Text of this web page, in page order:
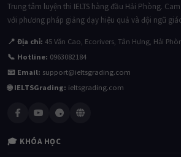
Trung tâm luyện thi IELTS hàng đầu Hải Phòng.
với phương pháp giảng dạy hiệu quả và đội ngũ
📍 Địa chỉ: 45 Văn Cao, Ecorivers, Tân Hưng, Hải
📞 Hotline: 0963082184
📧 Email: support@ieltsgrading.com
🌐 IELTSGrading: ieltsgrading.com
🎓 KHÓA HỌC